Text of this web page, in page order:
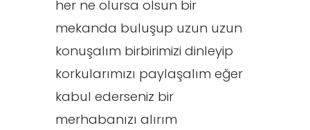
her ne olursa olsun bir
mekanda buluşup uzun uzun
konuşalım birbirimizi dinleyip
korkularımızı paylaşalım eğer
kabul ederseniz bir
merhabanızı alırım